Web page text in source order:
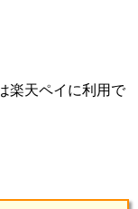
楽天ペイに利用で